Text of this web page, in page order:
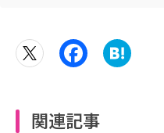
関連記事